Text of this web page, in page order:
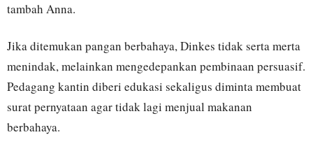
tambah Anna.
Jika ditemukan pangan berbahaya, Dinkes tidak serta merta
menindak, melainkan mengedepankan pembinaan persuasif.
Pedagang kantin diberi edukasi sekaligus diminta membuat
surat pernyataan agar tidak lagi menjual makanan
berbahaya.